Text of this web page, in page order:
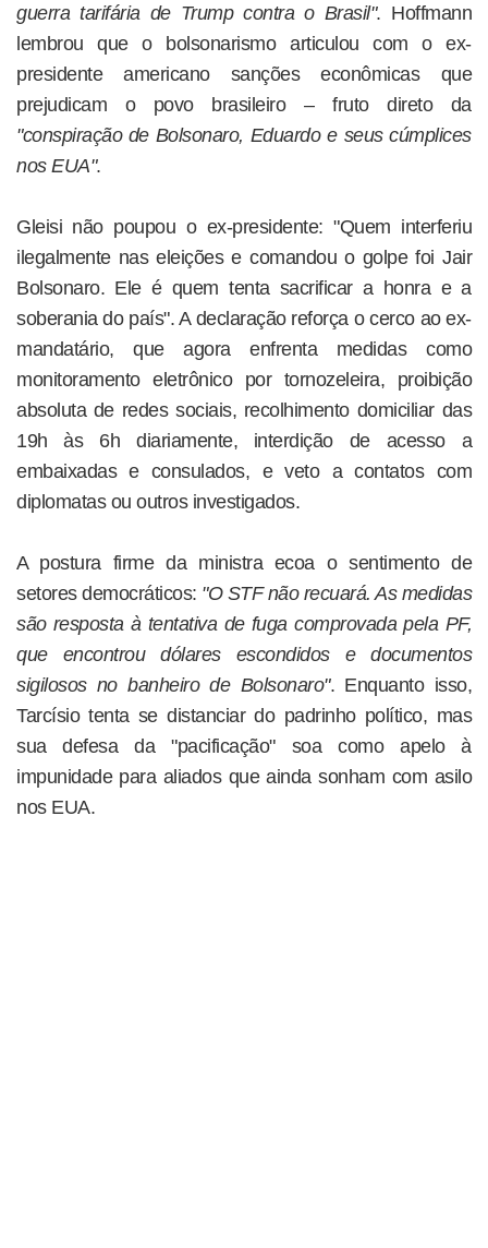
guerra tarifária de Trump contra o Brasil". Hoffmann
lembrou que o bolsonarismo articulou com o ex-
presidente americano sanções econômicas que
prejudicam o povo brasileiro – fruto direto da
"conspiração de Bolsonaro, Eduardo e seus cúmplices
nos EUA".
Gleisi não poupou o ex-presidente: "Quem interferiu
ilegalmente nas eleições e comandou o golpe foi Jair
Bolsonaro. Ele é quem tenta sacrificar a honra e a
soberania do país". A declaração reforça o cerco ao ex-
mandatário, que agora enfrenta medidas como
monitoramento eletrônico por tornozeleira, proibição
absoluta de redes sociais, recolhimento domiciliar das
19h às 6h diariamente, interdição de acesso a
embaixadas e consulados, e veto a contatos com
diplomatas ou outros investigados.
A postura firme da ministra ecoa o sentimento de
setores democráticos: "O STF não recuará. As medidas
são resposta à tentativa de fuga comprovada pela PF,
que encontrou dólares escondidos e documentos
sigilosos no banheiro de Bolsonaro". Enquanto isso,
Tarcísio tenta se distanciar do padrinho político, mas
sua defesa da "pacificação" soa como apelo à
impunidade para aliados que ainda sonham com asilo
nos EUA.